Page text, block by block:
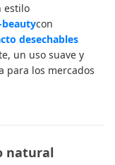
estilo
beautycon
desechables
un uso suave y
para los mercados
natural